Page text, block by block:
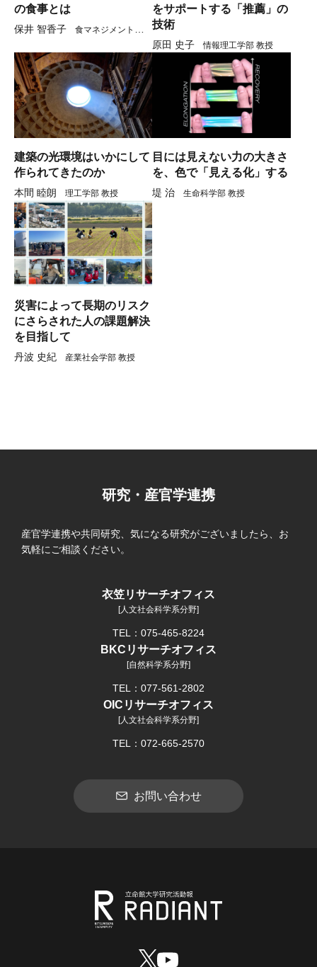
の食事とは
保井 智香子
食マネジメント学部
をサポートする「推薦」の
技術
原田 史子 情報理工学部 教授
建築の光環境はいかにして
作られてきたのか
本間 睦朗 理工学部 教授
目には見えない力の大きさ
を、色で「見える化」する
堤 治 生命科学部 教授
災害によって長期のリスク
にさらされた人の課題解決
を目指して
丹波 史紀 産業社会学部 教授
研究・産官学連携
産官学連携や共同研究、気になる研究がございましたら、お
気軽にご相談ください。
衣笠リサーチオフィス
[人文社会科学系分野]
TEL：075-465-8224
BKCリサーチオフィス
[自然科学系分野]
TEL：077-561-2802
OICリサーチオフィス
[人文社会科学系分野]
TEL：072-665-2570
お問い合わせ